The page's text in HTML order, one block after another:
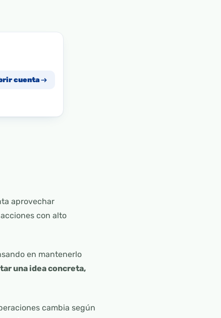
cuenta
aprovechar
con alto
en mantenerlo
una idea concreta,
cambia según